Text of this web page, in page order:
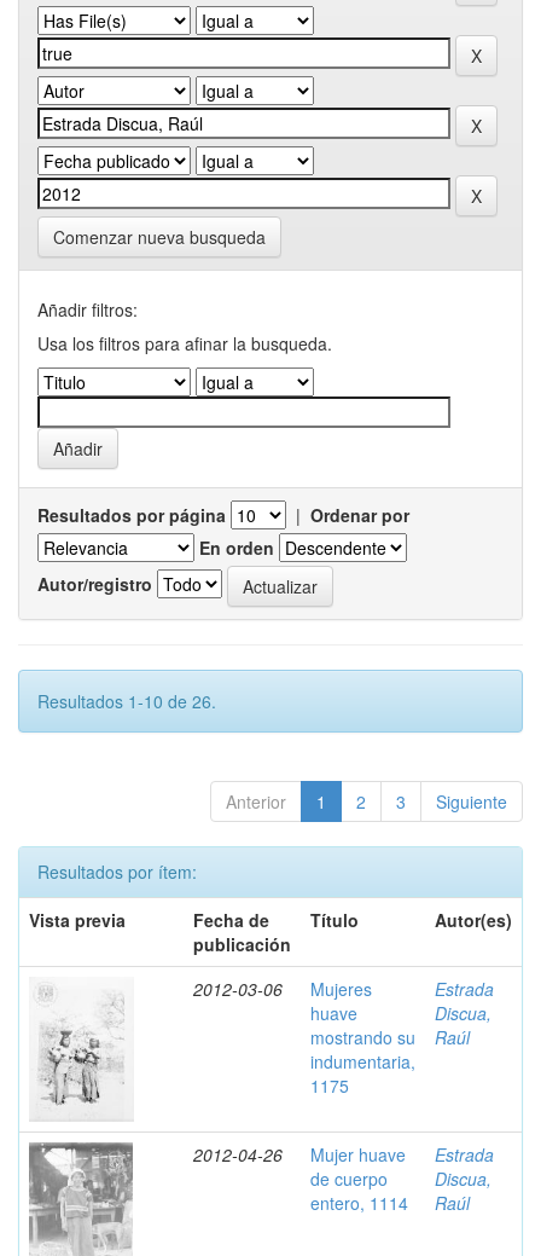
Comenzar nueva busqueda
Añadir filtros:
Usa los filtros para afinar la busqueda.
Resultados por página | Ordenar por
En orden
Autor/registro
Resultados 1-10 de 26.
Anterior 1 2 3 Siguiente
Resultados por ítem:
Vista previa
Fecha de
publicación
Título Autor(es)
2012-03-06
Mujeres
huave
mostrando su
indumentaria,
1175
Estrada
Discua,
Raúl
2012-04-26
Mujer huave
de cuerpo
entero, 1114
Estrada
Discua,
Raúl